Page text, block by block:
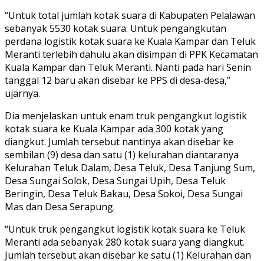
“Untuk total jumlah kotak suara di Kabupaten Pelalawan
sebanyak 5530 kotak suara. Untuk pengangkutan
perdana logistik kotak suara ke Kuala Kampar dan Teluk
Meranti terlebih dahulu akan disimpan di PPK Kecamatan
Kuala Kampar dan Teluk Meranti. Nanti pada hari Senin
tanggal 12 baru akan disebar ke PPS di desa-desa,”
ujarnya.
Dia menjelaskan untuk enam truk pengangkut logistik
kotak suara ke Kuala Kampar ada 300 kotak yang
diangkut. Jumlah tersebut nantinya akan disebar ke
sembilan (9) desa dan satu (1) kelurahan diantaranya
Kelurahan Teluk Dalam, Desa Teluk, Desa Tanjung Sum,
Desa Sungai Solok, Desa Sungai Upih, Desa Teluk
Beringin, Desa Teluk Bakau, Desa Sokoi, Desa Sungai
Mas dan Desa Serapung.
“Untuk truk pengangkut logistik kotak suara ke Teluk
Meranti ada sebanyak 280 kotak suara yang diangkut.
Jumlah tersebut akan disebar ke satu (1) Kelurahan dan